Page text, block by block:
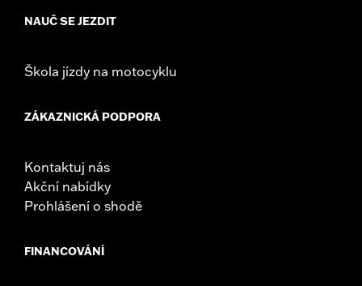
NAUČ SE JEZDIT
Škola jízdy na motocyklu
ZÁKAZNICKÁ PODPORA
Kontaktuj nás
Akční nabídky
Prohlášení o shodě
FINANCOVÁNÍ